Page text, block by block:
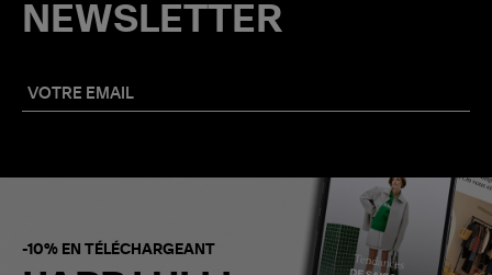
NEWSLETTER
-10% EN TÉLÉCHARGEANT